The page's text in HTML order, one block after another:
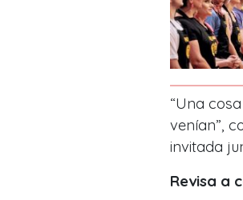
“Una
venían”,
invitada
Revisa a